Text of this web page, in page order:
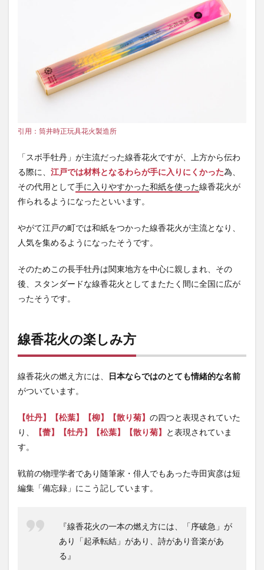
引用：筒井時正玩具花火製造所
「スボ手牡丹」が主流だった線香花火ですが、上方から伝わ
る際に、 江戸では材料となるわらが手に入りにくかった為、
その代用として手に入りやすかった和紙を使った線香花火が
作られるようになったといいます。
やがて江戸の町では和紙をつかった線香花火が主流となり、
人気を集めるようになったそうです。
そのためこの長手牡丹は関東地方を中心に親しまれ、その
後、スタンダードな線香花火としてまたたく間に全国に広が
ったそうです。
線香花火の楽しみ方
線香花火の燃え方には、
日本ならではのとても情緒的な名前
がついています。
【牡丹】【松葉】【柳】【散り菊】 の四つと表現されていた
り、
【蕾】【牡丹】【松葉】【散り菊】
と表現されていま
す。
戦前の物理学者であり随筆家・俳人でもあった寺田寅彦は短
編集「備忘録」にこう記しています。
『線香花火の一本の燃え方には、「序破急」が
あり「起承転結」があり、詩があり音楽があ
る』